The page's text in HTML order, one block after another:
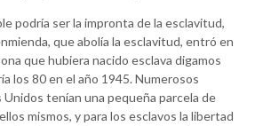
podría ser la impronta de la esclavitud,
que abolía la esclavitud, entró en
que hubiera nacido esclava digamos
los 80 en el año 1945. Numerosos
tenían una pequeña parcela de
mismos, y para los esclavos la libertad